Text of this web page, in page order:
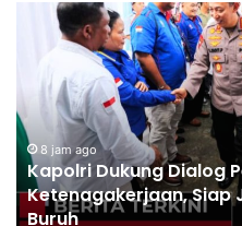
Polri
Pastikan
Pemeriksaan
Personel
di
Aceh
Dilaksanakan
Secara
Profesional
8 jam ago
Polri Pastikan Proses
Aceh Dilaksanakan
Transparan